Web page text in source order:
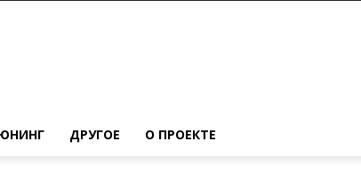
ДРУГОЕ О ПРОЕКТЕ